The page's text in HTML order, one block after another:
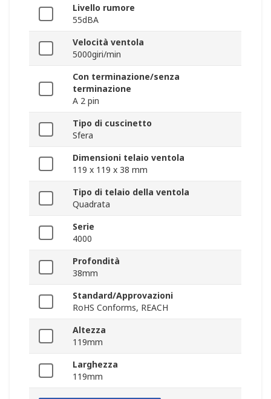
Livello rumore
55dBA
Velocità ventola
5000giri/min
Con terminazione/senza
terminazione
A 2 pin
Tipo di cuscinetto
Sfera
Dimensioni telaio ventola
119 x 119 x 38 mm
Tipo di telaio della ventola
Quadrata
Serie
4000
Profondità
38mm
Standard/Approvazioni
RoHS Conforms, REACH
Altezza
119mm
Larghezza
119mm